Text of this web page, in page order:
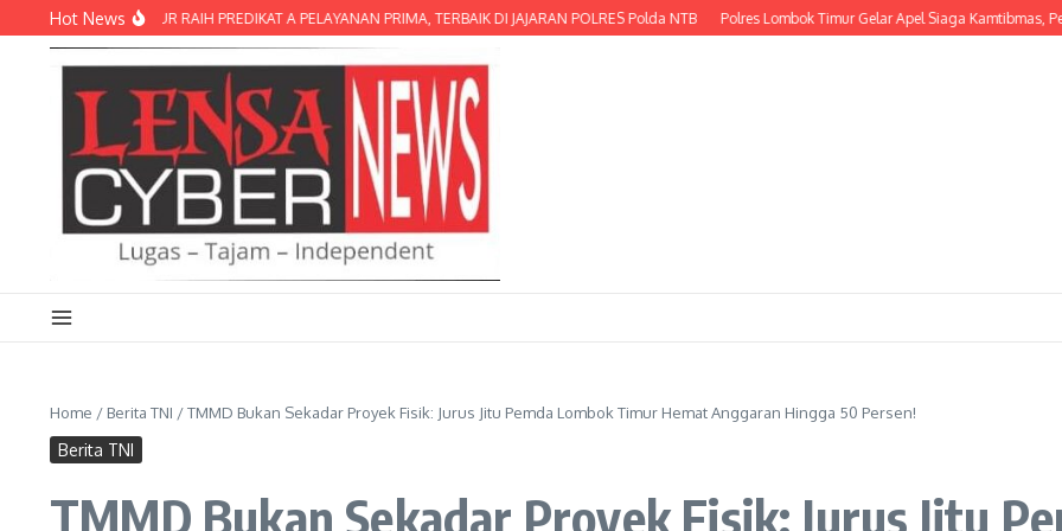
Lewati ke konten
Hot News
LOMBOK TIMUR RAIH PREDIKAT A PELAYANAN PRIMA, TERBAIK DI JAJARAN POLRES Polda NTB Polres Lombok Timur Gelar Apel Siaga Kamtibmas,
Home / Berita TNI /TMMD Bukan Sekadar Proyek Fisik: Jurus Jitu Pemda Lombok Timur Hemat Anggaran Hingga 50 Persen!
Berita TNI
TMMD Bukan Sekadar Proyek Fisik: Jurus Jitu